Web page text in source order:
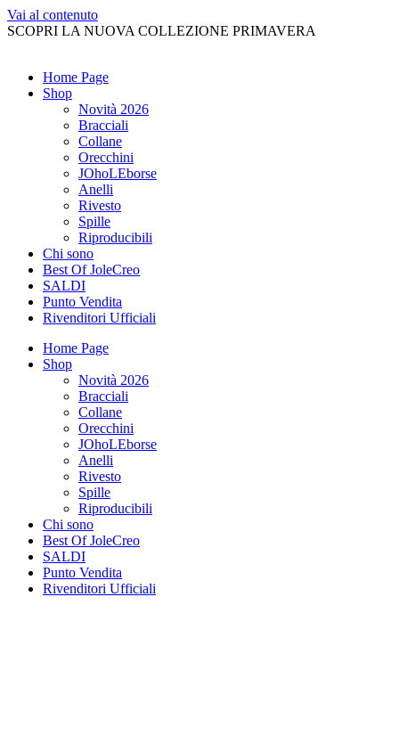
Vai al contenuto
SCOPRI LA NUOVA COLLEZIONE PRIMAVERA
Home Page
Shop
Novità 2026
Bracciali
Collane
Orecchini
JOhoLEborse
Anelli
Rivesto
Spille
Riproducibili
Chi sono
Best Of JoleCreo
SALDI
Punto Vendita
Rivenditori Ufficiali
Home Page
Shop
Novità 2026
Bracciali
Collane
Orecchini
JOhoLEborse
Anelli
Rivesto
Spille
Riproducibili
Chi sono
Best Of JoleCreo
SALDI
Punto Vendita
Rivenditori Ufficiali